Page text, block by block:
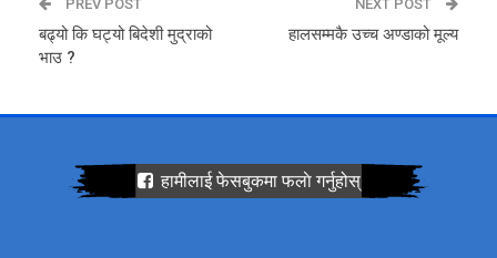
PREV POST
बढ्यो कि घट्यो बिदेशी मुद्राको
भाउ ?
NEXT POST
हालसम्मकै उच्च अण्डाको मूल्य
हामीलाई फेसबुकमा फलाे गर्नुहोस्